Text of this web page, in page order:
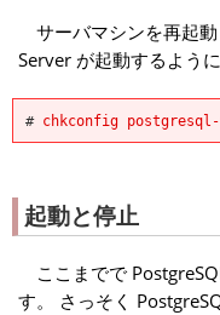
サーバマシンを再起
Server が起動するように
# chkconfig
起動と停止
ここまでで
す。 さっそく